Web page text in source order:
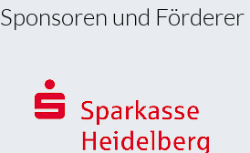
Sponsoren und Förderer